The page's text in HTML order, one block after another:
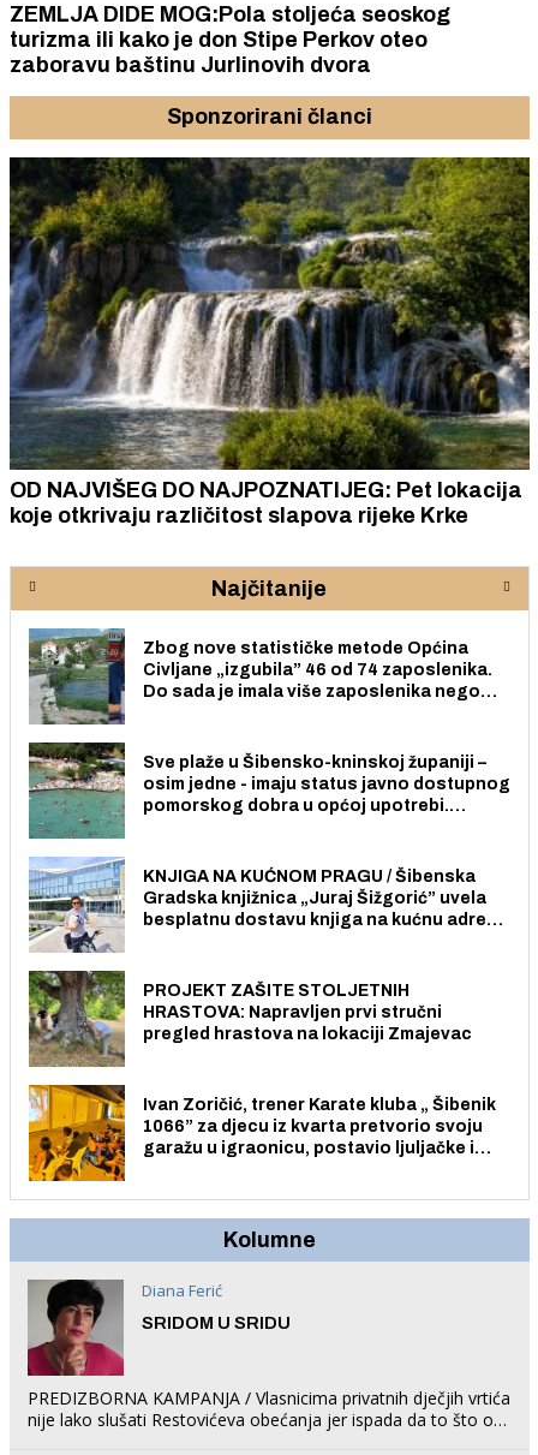
ZEMLJA DIDE MOG:Pola stoljeća seoskog
turizma ili kako je don Stipe Perkov oteo
zaboravu baštinu Jurlinovih dvora
Sponzorirani članci
OD NAJVIŠEG DO NAJPOZNATIJEG: Pet lokacija
koje otkrivaju različitost slapova rijeke Krke
Najčitanije
Zbog nove statističke metode Općina
Civljane „izgubila” 46 od 74 zaposlenika.
Do sada je imala više zaposlenika nego
Sve plaže u Šibensko-kninskoj županiji –
osim jedne - imaju status javno dostupnog
pomorskog dobra u općoj upotrebi.
KNJIGA NA KUĆNOM PRAGU / Šibenska
Gradska knjižnica „Juraj Šižgorić” uvela
besplatnu dostavu knjiga na kućnu adresu
PROJEKT ZAŠITE STOLJETNIH
HRASTOVA: Napravljen prvi stručni
pregled hrastova na lokaciji Zmajevac
Ivan Zoričić, trener Karate kluba „ Šibenik
1066” za djecu iz kvarta pretvorio svoju
garažu u igraonicu, postavio ljuljačke i
Kolumne
Diana Ferić
SRIDOM U SRIDU
PREDIZBORNA KAMPANJA / Vlasnicima privatnih dječjih vrtića
nije lako slušati Restovićeva obećanja jer ispada da to što oni